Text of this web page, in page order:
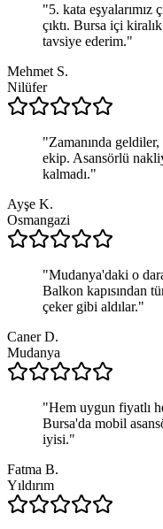
"5. kata eşyalarımız
çıktı. Bursa içi
tavsiye ederim."
Mehmet S.
Nilüfer
"Zamanında
ekip. Asansörlü
kalmadı."
Ayşe K.
Osmangazi
"Mudanya'daki o
Balkon kapısından
çeker gibi aldılar."
Caner D.
Mudanya
"Hem uygun fiyatlı
Bursa'da mobil
iyisi."
Fatma B.
Yıldırım